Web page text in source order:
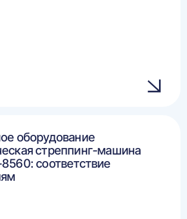
оборудование
стреппинг-машина
соответствие